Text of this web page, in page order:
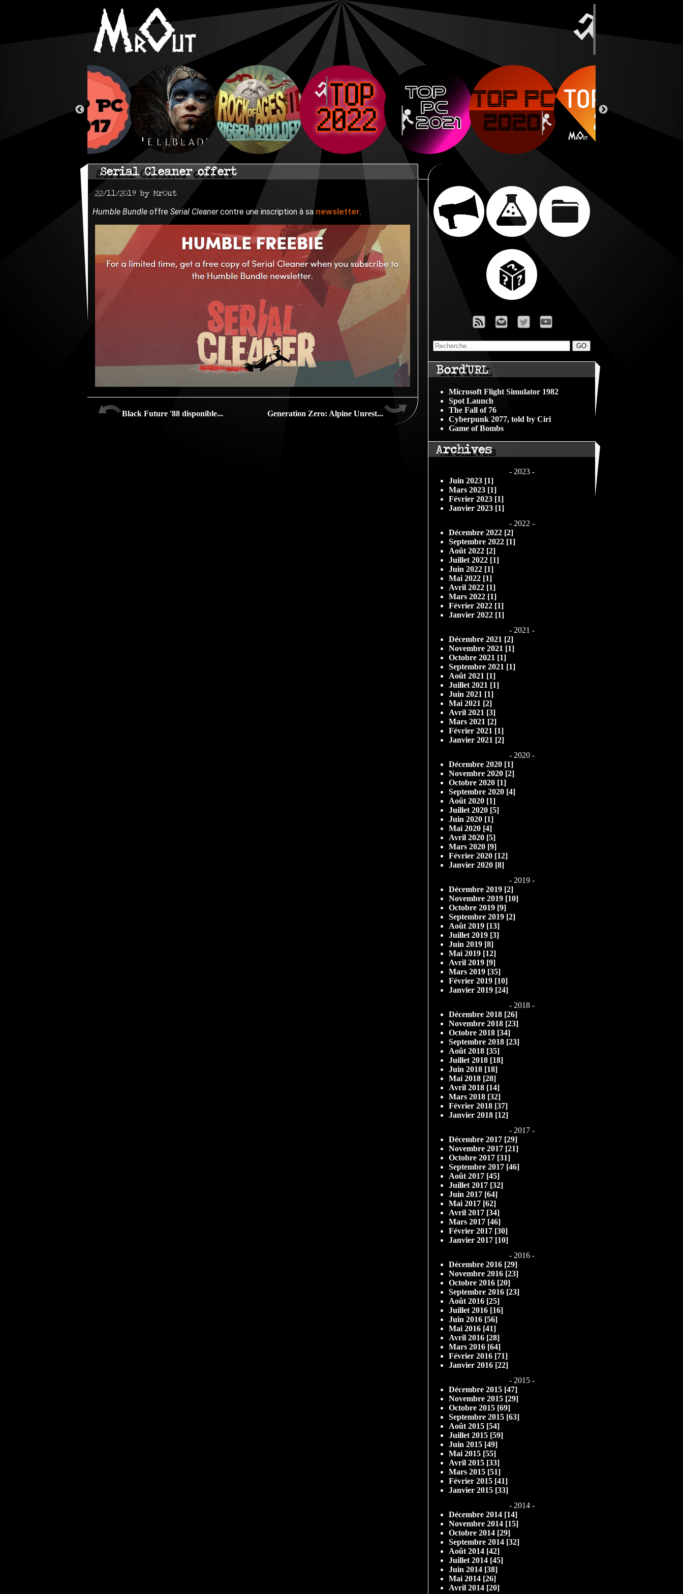
Serial Cleaner offert
22/11/2019 by MrOut
Humble Bundle offre Serial Cleanercontre une inscription à sa newsletter.
Black Future '88 disponible... Generation Zero: Alpine Unrest...
Bord'URL
Microsoft Flight Simulator 1982
Spot Launch
The Fall of 76
Cyberpunk 2077, told by Ciri
Game of Bombs
Archives
- 2023 -
Juin 2023 [1]
Mars 2023 [1]
Février 2023 [1]
Janvier 2023 [1]
- 2022 -
Décembre 2022 [2]
Septembre 2022 [1]
Août 2022 [2]
Juillet 2022 [1]
Juin 2022 [1]
Mai 2022 [1]
Avril 2022 [1]
Mars 2022 [1]
Février 2022 [1]
Janvier 2022 [1]
- 2021 -
Décembre 2021 [2]
Novembre 2021 [1]
Octobre 2021 [1]
Septembre 2021 [1]
Août 2021 [1]
Juillet 2021 [1]
Juin 2021 [1]
Mai 2021 [2]
Avril 2021 [3]
Mars 2021 [2]
Février 2021 [1]
Janvier 2021 [2]
- 2020 -
Décembre 2020 [1]
Novembre 2020 [2]
Octobre 2020 [1]
Septembre 2020 [4]
Août 2020 [1]
Juillet 2020 [5]
Juin 2020 [1]
Mai 2020 [4]
Avril 2020 [5]
Mars 2020 [9]
Février 2020 [12]
Janvier 2020 [8]
- 2019 -
Décembre 2019 [2]
Novembre 2019 [10]
Octobre 2019 [9]
Septembre 2019 [2]
Août 2019 [13]
Juillet 2019 [3]
Juin 2019 [8]
Mai 2019 [12]
Avril 2019 [9]
Mars 2019 [35]
Février 2019 [10]
Janvier 2019 [24]
- 2018 -
Décembre 2018 [26]
Novembre 2018 [23]
Octobre 2018 [34]
Septembre 2018 [23]
Août 2018 [35]
Juillet 2018 [18]
Juin 2018 [18]
Mai 2018 [28]
Avril 2018 [14]
Mars 2018 [32]
Février 2018 [37]
Janvier 2018 [12]
- 2017 -
Décembre 2017 [29]
Novembre 2017 [21]
Octobre 2017 [31]
Septembre 2017 [46]
Août 2017 [45]
Juillet 2017 [32]
Juin 2017 [64]
Mai 2017 [62]
Avril 2017 [34]
Mars 2017 [46]
Février 2017 [30]
Janvier 2017 [10]
- 2016 -
Décembre 2016 [29]
Novembre 2016 [23]
Octobre 2016 [20]
Septembre 2016 [23]
Août 2016 [25]
Juillet 2016 [16]
Juin 2016 [56]
Mai 2016 [41]
Avril 2016 [28]
Mars 2016 [64]
Février 2016 [71]
Janvier 2016 [22]
- 2015 -
Décembre 2015 [47]
Novembre 2015 [29]
Octobre 2015 [69]
Septembre 2015 [63]
Août 2015 [54]
Juillet 2015 [59]
Juin 2015 [49]
Mai 2015 [55]
Avril 2015 [33]
Mars 2015 [51]
Février 2015 [41]
Janvier 2015 [33]
- 2014 -
Décembre 2014 [14]
Novembre 2014 [15]
Octobre 2014 [29]
Septembre 2014 [32]
Août 2014 [42]
Juillet 2014 [45]
Juin 2014 [38]
Mai 2014 [26]
Avril 2014 [20]